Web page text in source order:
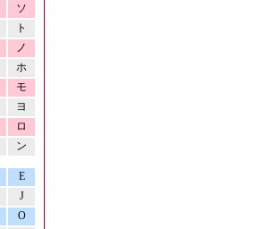
ソ
ト
ノ
ホ
モ
ヨ
ロ
ン
E
J
O